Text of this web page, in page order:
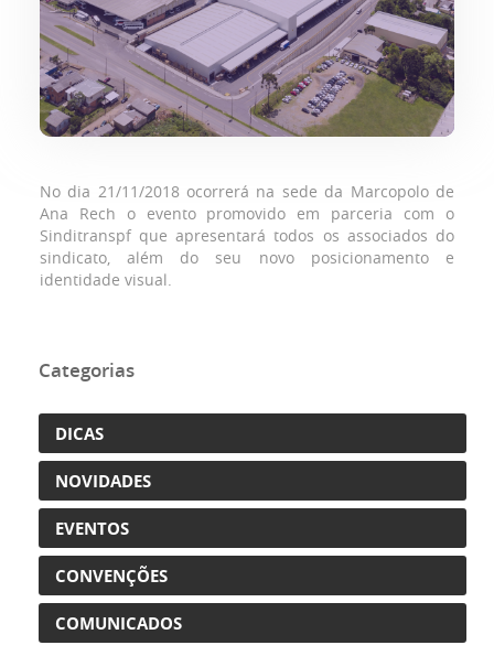
No dia 21/11/2018 ocorrerá na sede da Marcopolo de
Ana Rech o evento promovido em parceria com o
Sinditranspf que apresentará todos os associados do
sindicato, além do seu novo posicionamento e
identidade visual.
Categorias
DICAS
NOVIDADES
EVENTOS
CONVENÇÕES
COMUNICADOS